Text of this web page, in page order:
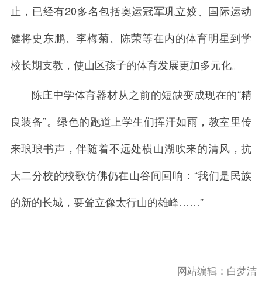
止，已经有20多名包括奥运冠军巩立姣、国际运动
健将史东鹏、李梅菊、陈荣等在内的体育明星到学
校长期支教，使山区孩子的体育发展更加多元化。
陈庄中学体育器材从之前的短缺变成现在的“精
良装备”。绿色的跑道上学生们挥汗如雨，教室里传
来琅琅书声，伴随着不远处横山湖吹来的清风，抗
大二分校的校歌仿佛仍在山谷间回响：“我们是民族
的新的长城，要耸立像太行山的雄峰……”
网站编辑： 白梦洁